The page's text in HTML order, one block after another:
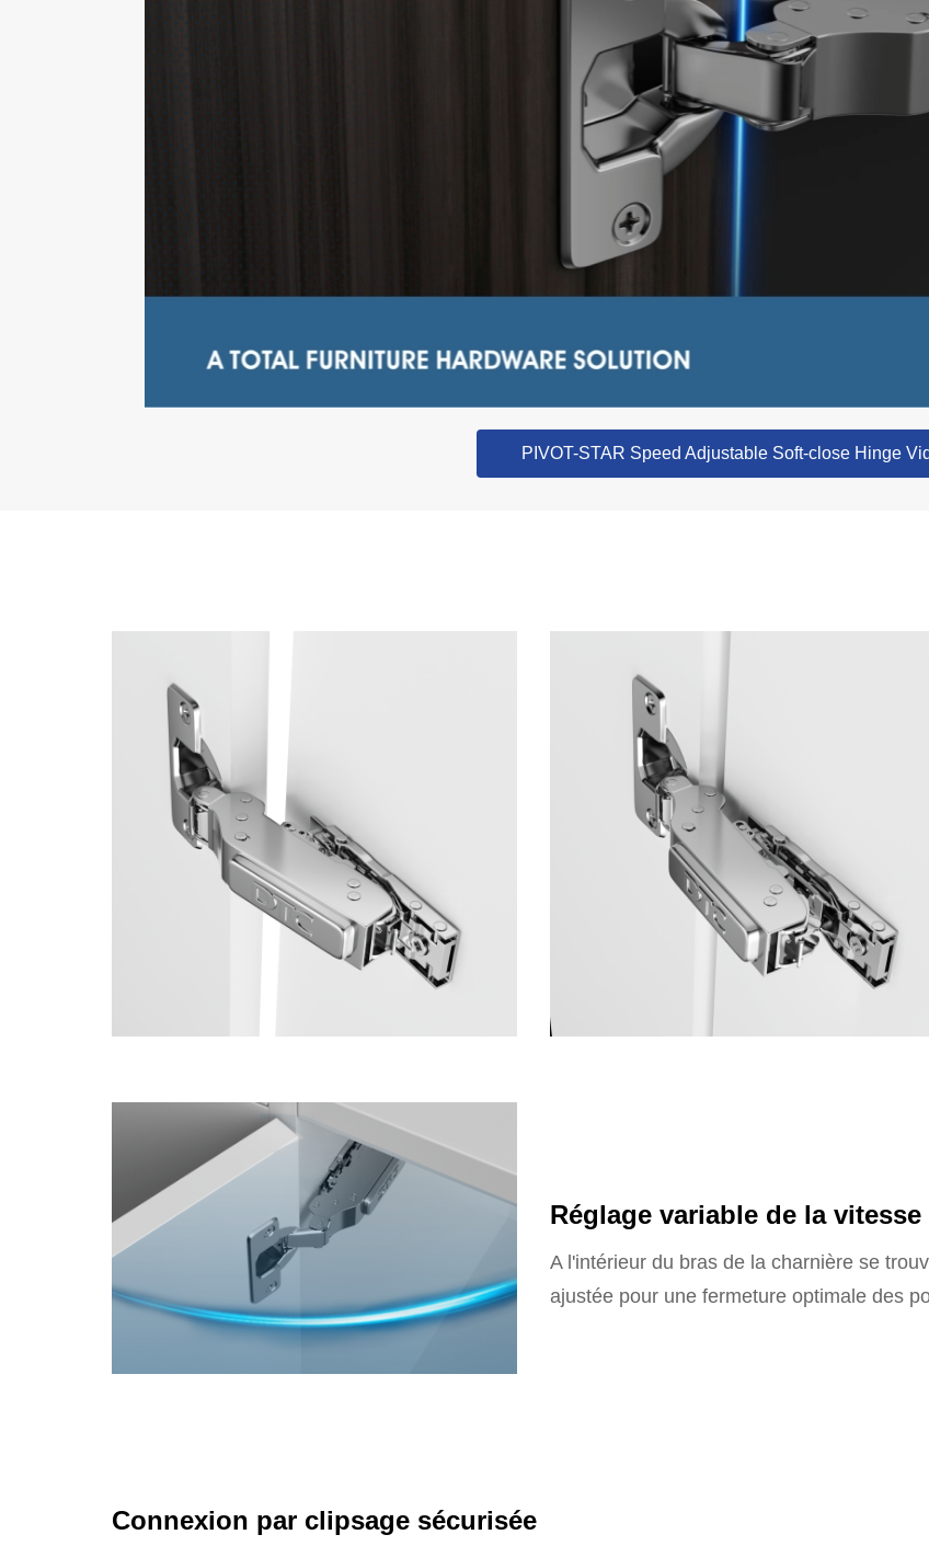
PIVOT-STAR Speed Adjustable Soft-close Hinge
Réglage variable de la
A l'intérieur du bras de la charnière se
ajustée pour une fermeture optimale des
Connexion par clipsage sécurisée